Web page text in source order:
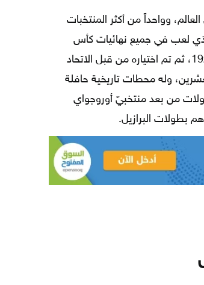
وواحداً من أكثر المنتخبات
لعب في جميع نهائيات كأس
العالم، وقد انضم إلى الاتحاد الدولي لكرة القدم في عام 1923، ثم تم اختياره من قبل الاتحاد
وله محطات تاريخية حافلة
من بعد منتخبيّ أوروجواي
بطولات البرازيل.